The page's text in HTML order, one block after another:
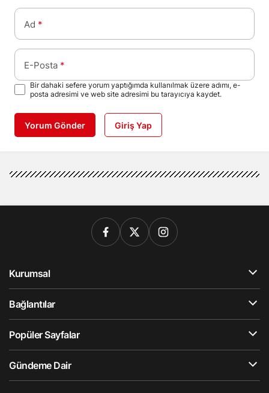
Ad *
E-Posta *
Bir dahaki sefere yorum yaptığımda kullanılmak üzere adımı, e-
posta adresimi ve web site adresimi bu tarayıcıya kaydet.
Yorum Gönder Giriş Yap
Kurumsal
Bağlantılar
Popüler Sayfalar
Gündeme Dair